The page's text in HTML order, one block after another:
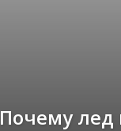
Почему лед